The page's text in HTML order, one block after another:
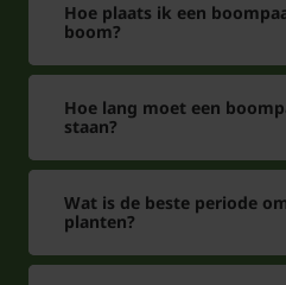
Hoe plaats ik een
boom?
Hoe lang moet een
staan?
Wat is de beste periode
planten?